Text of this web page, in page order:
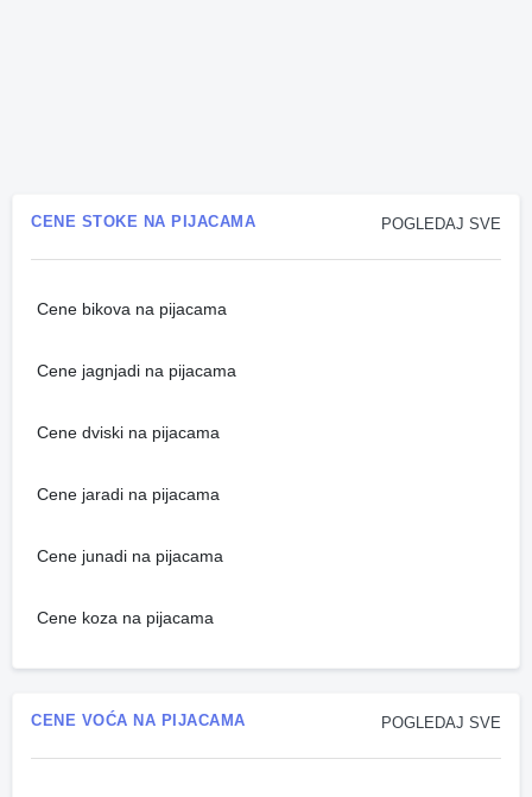
POGLEDAJ SVE
CENE STOKE NA PIJACAMA
Cene bikova na pijacama
Cene jagnjadi na pijacama
Cene dviski na pijacama
Cene jaradi na pijacama
Cene junadi na pijacama
Cene koza na pijacama
POGLEDAJ SVE
CENE VOĆA NA PIJACAMA